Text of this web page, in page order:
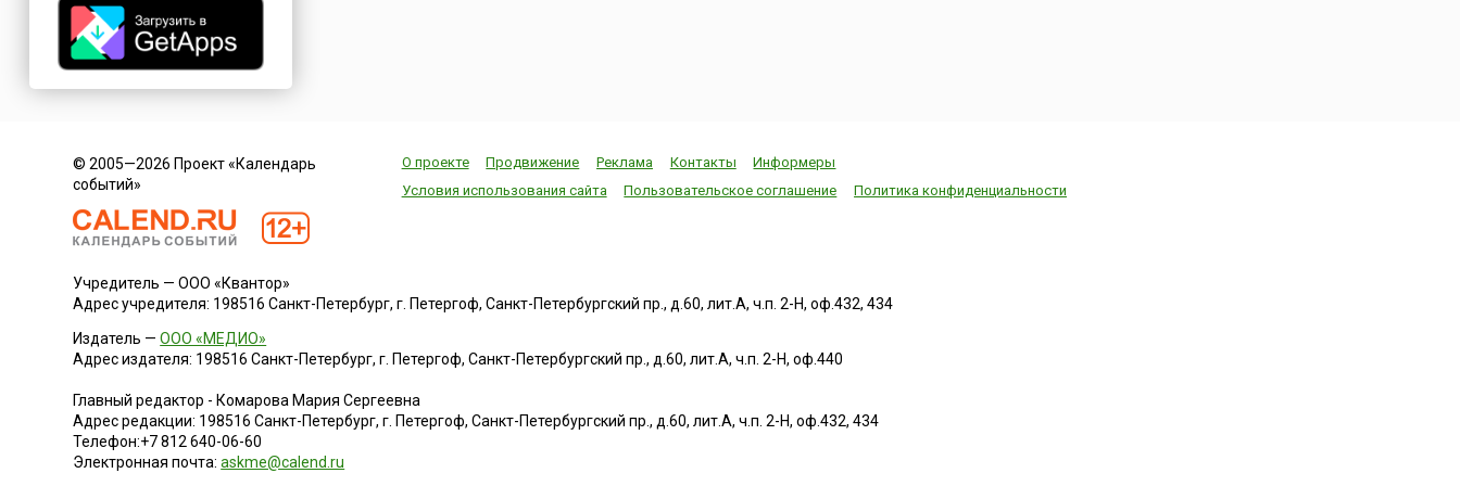
© 2005—2026 Проект «Календарь
событий»
О проекте Продвижение Реклама Контакты
Информеры
Условия использования сайта
Пользовательское соглашение Политика конфиденциальности
Учредитель — ООО «Квантор»
Адрес учредителя: 198516 Санкт-Петербург, г. Петергоф, Санкт-Петербургский пр., д.60, лит.А, ч.п. 2-Н, оф.432, 434
Издатель —ООО «МЕДИО»
Адрес издателя: 198516 Санкт-Петербург, г. Петергоф, Санкт-Петербургский пр., д.60, лит.А, ч.п. 2-Н, оф.440
Главный редактор - Комарова Мария Сергеевна
Адрес редакции: 198516 Санкт-Петербург, г. Петергоф,Санкт-Петербургский пр., д.60, лит.А, ч.п. 2-Н, оф.432, 434
Телефон:+7 812 640-06-60
Электронная почта:askme@calend.ru